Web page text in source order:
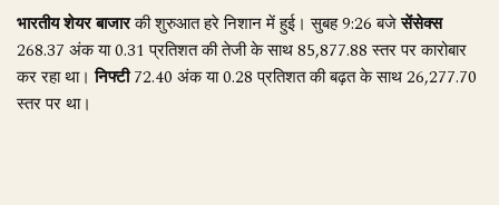
भारतीय शेयर बाजारकी शुरुआत हरे निशान में हुई। सुबह 9:26 बजेसेंसेक्स
268.37 अंक या 0.31 प्रतिशत की तेजी के साथ 85,877.88 स्तर पर कारोबार
कर रहा था।निफ्टी72.40 अंक या 0.28 प्रतिशत की बढ़त के साथ 26,277.70
स्तर पर था।